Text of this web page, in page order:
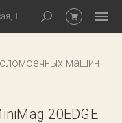
1
машин
20EDGE